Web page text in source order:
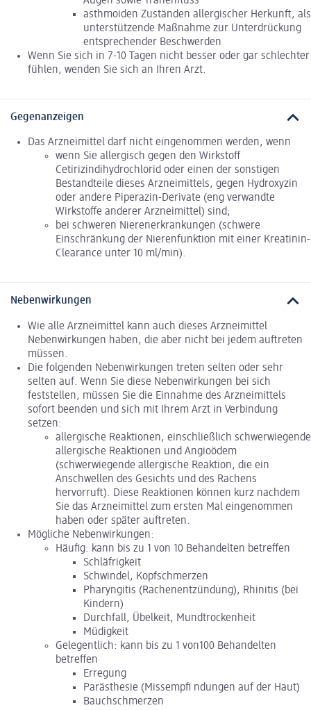
asthmoiden Zuständen allergischer Herkunft, als
unterstützende Maßnahme zur Unterdrückung
entsprechender Beschwerden
Wenn Sie sich in 7-10 Tagen nicht besser oder gar schlechter
fühlen, wenden Sie sich an Ihren Arzt.
Gegenanzeigen
Das Arzneimittel darf nicht eingenommen werden, wenn
wenn Sie allergisch gegen den Wirkstoff
Cetirizindihydrochlorid oder einen der sonstigen
Bestandteile dieses Arzneimittels, gegen Hydroxyzin
oder andere Piperazin-Derivate (eng verwandte
Wirkstoffe anderer Arzneimittel) sind;
bei schweren Nierenerkrankungen (schwere
Einschränkung der Nierenfunktion mit einer Kreatinin-
Clearance unter 10 ml/min).
Nebenwirkungen
Wie alle Arzneimittel kann auch dieses Arzneimittel
Nebenwirkungen haben, die aber nicht bei jedem auftreten
müssen.
Die folgenden Nebenwirkungen treten selten oder sehr
selten auf. Wenn Sie diese Nebenwirkungen bei sich
feststellen, müssen Sie die Einnahme des Arzneimittels
sofort beenden und sich mit Ihrem Arzt in Verbindung
setzen:
allergische Reaktionen, einschließlich schwerwiegende
allergische Reaktionen und Angioödem
(schwerwiegende allergische Reaktion, die ein
Anschwellen des Gesichts und des Rachens
hervorruft). Diese Reaktionen können kurz nachdem
Sie das Arzneimittel zum ersten Mal eingenommen
haben oder später auftreten.
Mögliche Nebenwirkungen:
Häufig: kann bis zu 1 von 10 Behandelten betreffen
Schläfrigkeit
Schwindel, Kopfschmerzen
Pharyngitis (Rachenentzündung), Rhinitis (bei
Kindern)
Durchfall, Übelkeit, Mundtrockenheit
Müdigkeit
Gelegentlich: kann bis zu 1 von100 Behandelten
betreffen
Erregung
Parästhesie (Missempfi ndungen auf der Haut)
Bauchschmerzen